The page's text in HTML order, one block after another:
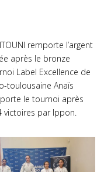
remporte l’argent
après le bronze
Label Excellence de
toulousaine Anaïs
le tournoi après
par Ippon.